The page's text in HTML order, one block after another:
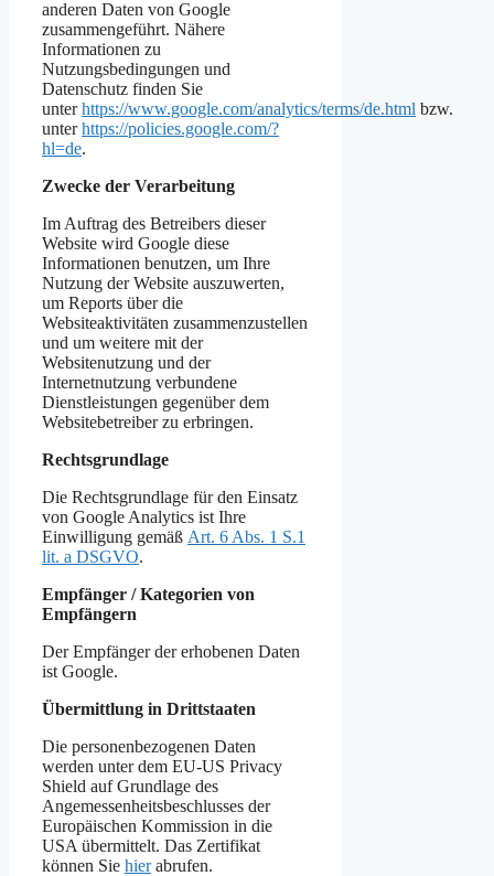
anderen Daten von Google
zusammengeführt. Nähere
Informationen zu
Nutzungsbedingungen und
Datenschutz finden Sie
unterhttps://www.google.com/analytics/terms/de.html bzw.
unterhttps://policies.google.com/?
hl=de.
Zwecke der Verarbeitung
Im Auftrag des Betreibers dieser
Website wird Google diese
Informationen benutzen, um Ihre
Nutzung der Website auszuwerten,
um Reports über die
Websiteaktivitäten zusammenzustellen
und um weitere mit der
Websitenutzung und der
Internetnutzung verbundene
Dienstleistungen gegenüber dem
Websitebetreiber zu erbringen.
Rechtsgrundlage
Die Rechtsgrundlage für den Einsatz
von Google Analytics ist Ihre
Einwilligung gemäß Art. 6 Abs. 1 S.1
lit. a DSGVO.
Empfänger / Kategorien von
Empfängern
Der Empfänger der erhobenen Daten
ist Google.
Übermittlung in Drittstaaten
Die personenbezogenen Daten
werden unter dem EU-US Privacy
Shield auf Grundlage des
Angemessenheitsbeschlusses der
Europäischen Kommission in die
USA übermittelt. Das Zertifikat
können Sie hierabrufen.